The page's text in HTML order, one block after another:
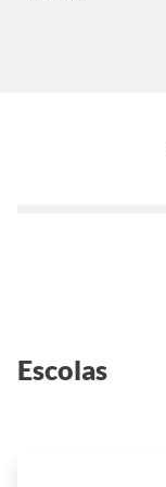
Escolas